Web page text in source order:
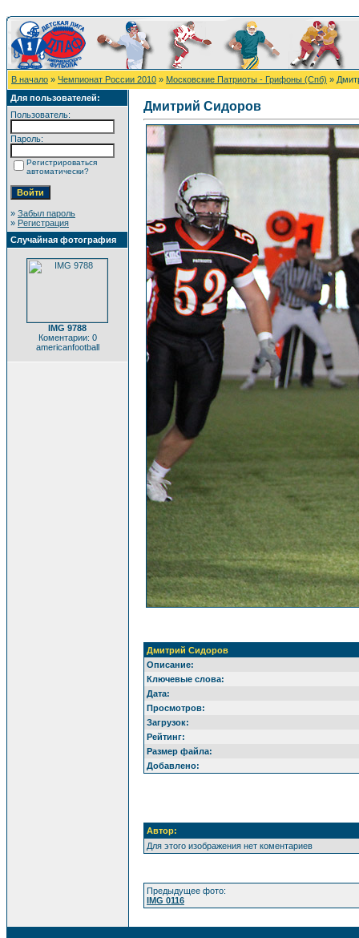
В начало » Чемпионат России 2010 » Московские Патриоты - Грифоны (Спб) »
Для пользователей:
Пользователь:
Пароль:
Регистрироваться
автоматически?
» Забыл пароль
» Регистрация
Случайная фотография
IMG 9788
Коментарии: 0
americanfootball
Дмитрий Сидоров
Дмитрий Сидоров
Описание:
Ключевые слова:
Дата:
Просмотров:
Загрузок:
Рейтинг:
Размер файла:
Добавлено:
Автор:
Для этого изображения нет коментариев
Предыдущее фото:
IMG 0116